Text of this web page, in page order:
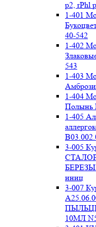
p2, rPhl
1-401
40-542
1-402
543
1-403
1-404
Полынь
1-405
3-005
иниц
3-007
10МЛ